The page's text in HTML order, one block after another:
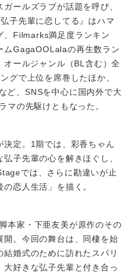
ールズラブが話題を呼び、
子先輩に恋してる』はハマ
、Filmarks満足度ランキン
ムGagaOOLalaの再生数ラン
ールジャンル（BL含む）全
グで上位を席巻したほか、
ど、SNSを中心に国内外で大
マの先駆けともなった。
決定。1期では、彩香ちゃん
子先輩の心を解きほぐし、
では、さらに勘違いが止
恋人生活」を描く。
本家・下亜友美が原作のその
。今回の舞台は、同棲を始
婚式のために訪れたスパリ
好きな弘子先輩と付き合っ